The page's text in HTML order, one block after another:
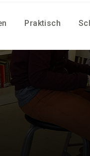
Praktisch